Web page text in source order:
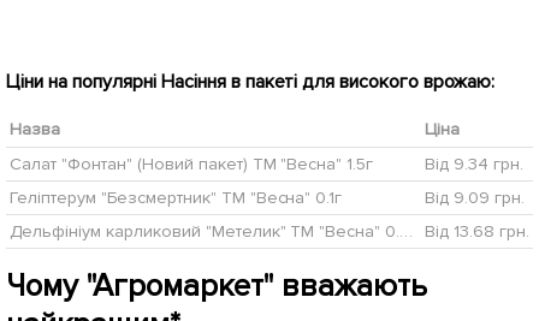
Ціни на популярні Насіння в пакеті для високого врожаю:
Назва
Ціна
Салат "Фонтан" (Новий пакет) ТМ "Весна" 1.5г
Від 9.34 грн.
Геліптерум "Безсмертник" ТМ "Весна" 0.1г
Від 9.09 грн.
Дельфініум карликовий "Метелик" ТМ "Весна" 0.2г
Від 13.68 грн.
Чому "Агромаркет" вважають